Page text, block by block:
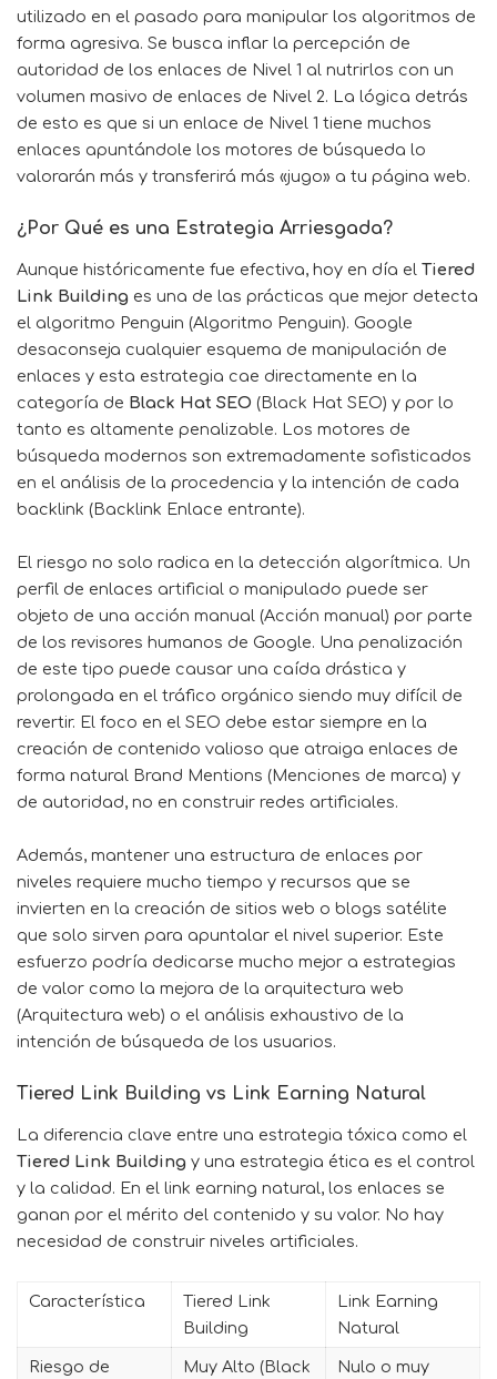
utilizado en el pasado para manipular los algoritmos de
forma agresiva. Se busca inflar la percepción de
autoridad de los enlaces de Nivel 1 al nutrirlos con un
volumen masivo de enlaces de Nivel 2. La lógica detrás
de esto es que si un enlace de Nivel 1 tiene muchos
enlaces apuntándole los motores de búsqueda lo
valorarán más y transferirá más «jugo» a tu página web.
¿Por Qué es una Estrategia Arriesgada?
Aunque históricamente fue efectiva, hoy en día el Tiered
Link Building es una de las prácticas que mejor detecta
el algoritmo Penguin (Algoritmo Penguin). Google
desaconseja cualquier esquema de manipulación de
enlaces y esta estrategia cae directamente en la
categoría de Black Hat SEO (Black Hat SEO) y por lo
tanto es altamente penalizable. Los motores de
búsqueda modernos son extremadamente sofisticados
en el análisis de la procedencia y la intención de cada
backlink (Backlink Enlace entrante).
El riesgo no solo radica en la detección algorítmica. Un
perfil de enlaces artificial o manipulado puede ser
objeto de una acción manual (Acción manual) por parte
de los revisores humanos de Google. Una penalización
de este tipo puede causar una caída drástica y
prolongada en el tráfico orgánico siendo muy difícil de
revertir. El foco en el SEO debe estar siempre en la
creación de contenido valioso que atraiga enlaces de
forma natural Brand Mentions (Menciones de marca) y
de autoridad, no en construir redes artificiales.
Además, mantener una estructura de enlaces por
niveles requiere mucho tiempo y recursos que se
invierten en la creación de sitios web o blogs satélite
que solo sirven para apuntalar el nivel superior. Este
esfuerzo podría dedicarse mucho mejor a estrategias
de valor como la mejora de la arquitectura web
(Arquitectura web) o el análisis exhaustivo de la
intención de búsqueda de los usuarios.
Tiered Link Building vs Link Earning Natural
La diferencia clave entre una estrategia tóxica como el
Tiered Link Building y una estrategia ética es el control
y la calidad. En el link earning natural, los enlaces se
ganan por el mérito del contenido y su valor. No hay
necesidad de construir niveles artificiales.
Característica
Tiered Link
Building
Link Earning
Natural
Riesgo de Muy Alto (Black Nulo o muy